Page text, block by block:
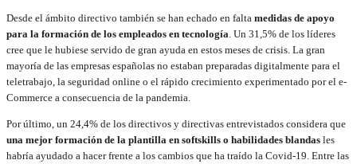
Desde el ámbito directivo también se han echado en falta medidas de apoyo
para la formación de los empleados en tecnología . Un 31,5% de los líderes
cree que le hubiese servido de gran ayuda en estos meses de crisis. La gran
mayoría de las empresas españolas no estaban preparadas digitalmente para el
teletrabajo, la seguridad online o el rápido crecimiento experimentado por el e-
Commerce a consecuencia de la pandemia.
Por último, un 24,4% de los directivos y directivas entrevistados considera que
una mejor formación de la plantilla en softskills o habilidades blandas les
habría ayudado a hacer frente a los cambios que ha traído la Covid-19. Entre las